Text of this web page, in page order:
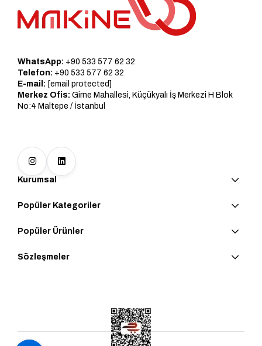
WhatsApp: +90 533 577 62 32
Telefon: +90 533 577 62 32
E-mail: [email protected]
Merkez Ofis: Girne Mahallesi, Küçükyalı İş Merkezi H Blok
No:4 Maltepe / İstanbul
Kurumsal
Popüler Kategoriler
Popüler Ürünler
Sözleşmeler